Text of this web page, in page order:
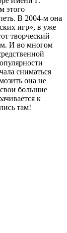
этого
В 2004-м она
игр», в уже
творческий
И во многом
сниматься
она не
большие
к
там!